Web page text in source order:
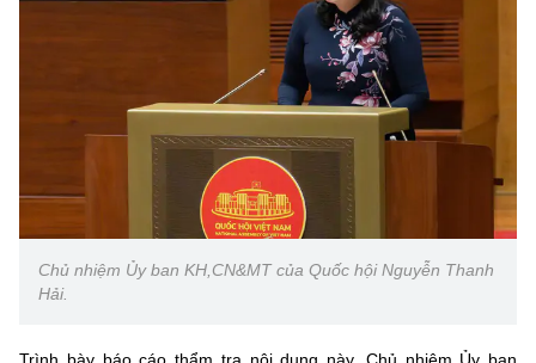
Chủ nhiệm Ủy ban KH,CN&MT của Quốc hội Nguyễn Thanh
Hải.